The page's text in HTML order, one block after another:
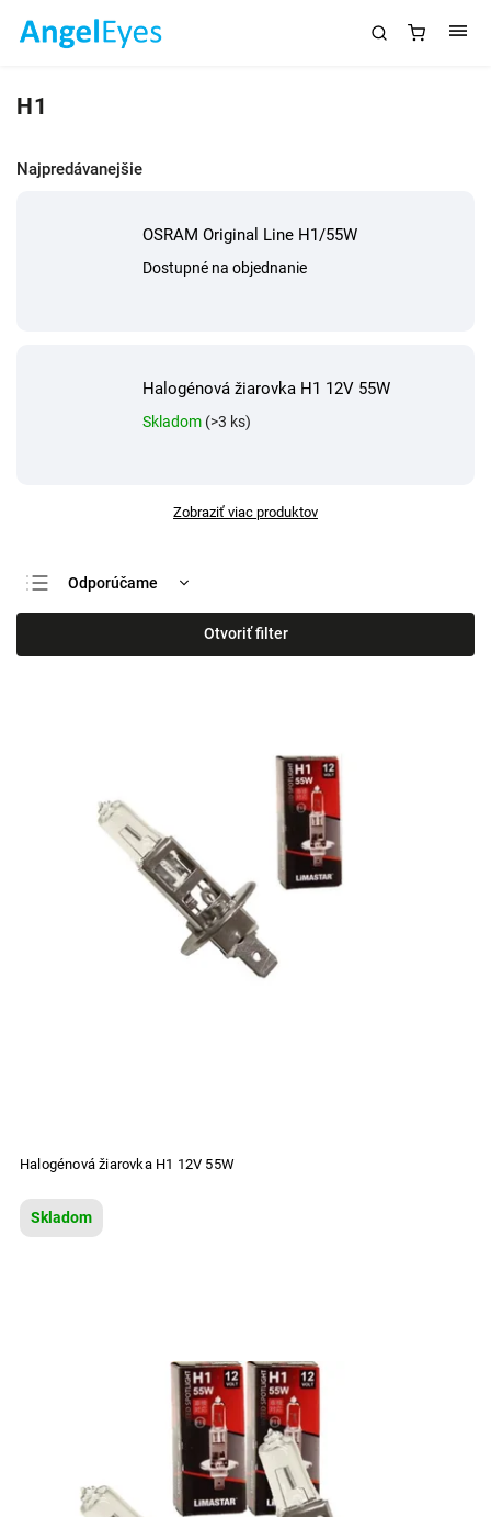
H1
Najpredávanejšie
OSRAM Original Line H1/55W
Dostupné na objednanie
Halogénová žiarovka H1 12V 55W
Skladom (>3 ks)
Zobraziť viac produktov
Odporúčame
Najlacnejšie
Najdrahšie
Otvoriť filter
Halogénová žiarovka H1 12V 55W
Skladom